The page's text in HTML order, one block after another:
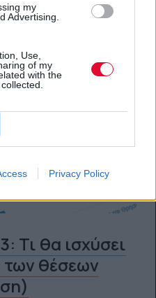
my
Advertising.
Use,
of my
with the
Privacy Policy
Τι θα ισχύσει
των θέσεων